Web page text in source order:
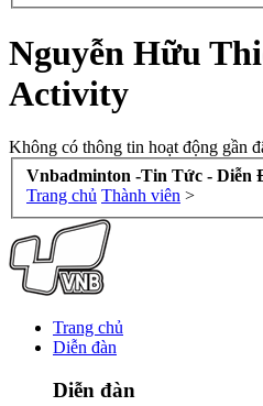
Nguyễn Hữu
Activity
Không có thông tin hoạt động gần
Vnbadminton -Tin Tức - Diễn
Trang chủ Thành viên >
Trang chủ
Diễn đàn
Diễn đàn